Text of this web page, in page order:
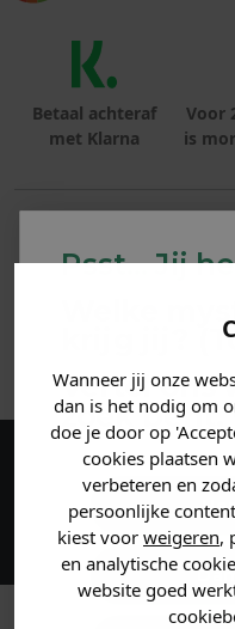
Wanneer jij onze
dan is het nodig om
doe je door op
cookies plaatsen
verbeteren en
persoonlijke
kiest voor weigeren,
en analytische
website goed
Betaal achteraf
met Klarna
Voor
is
Maak een
korting op
Psst... Jij
Welke
krijg jij?
Vertel ons
zoek bent.